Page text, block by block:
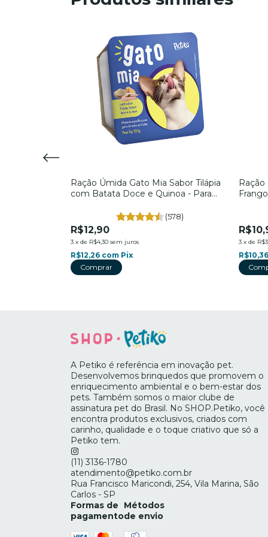
Ração Úmida Gato Mia Sabor Tilápia
com Batata Doce e Quinoa - Para
(578)
R$12,90
3 x de R$4,30 sem juros
R$12,26 com Pix
3 x de
R$10,36
A Petiko é referência em inovação pet.
Desenvolvemos brinquedos que promovem o
enriquecimento ambiental e o bem-estar dos
pets. Também somos o maior clube de
assinatura pet do Brasil. No SHOP.Petiko, você
encontra produtos exclusivos, criados com
carinho, qualidade e o toque criativo que só a
Petiko tem.
(11) 3136-1780
atendimento@petiko.com.br
Rua Francisco Maricondi, 254, Vila Marina, São
Carlos - SP
Formas de
pagamento
Métodos
de envio